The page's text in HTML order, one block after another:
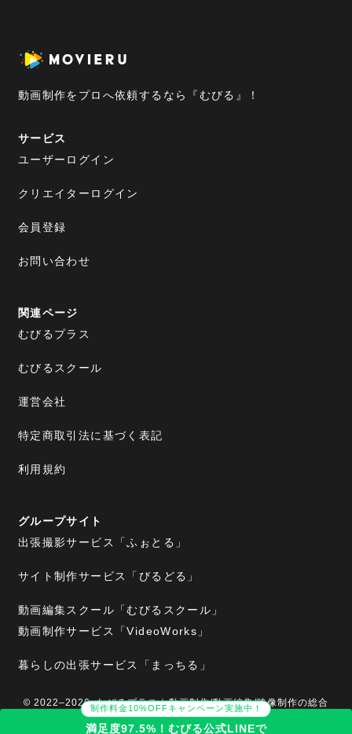
制作料金10%OFFキャンペーン実施中！
満足度97.5%！むびる公式LINEで
動画制作をプロへ依頼するなら『むびる』！
サービス
ユーザーログイン
クリエイターログイン
会員登録
お問い合わせ
関連ページ
むびるプラス
むびるスクール
運営会社
特定商取引法に基づく表記
利用規約
グループサイト
出張撮影サービス「ふぉとる」
サイト制作サービス「びるどる」
動画編集スクール「むびるスクール」
動画制作サービス「VideoWorks」
暮らしの出張サービス「まっちる」
2022–2026 むびるプラス｜動画制作/動画編集/映像制作の総合
Webメディア